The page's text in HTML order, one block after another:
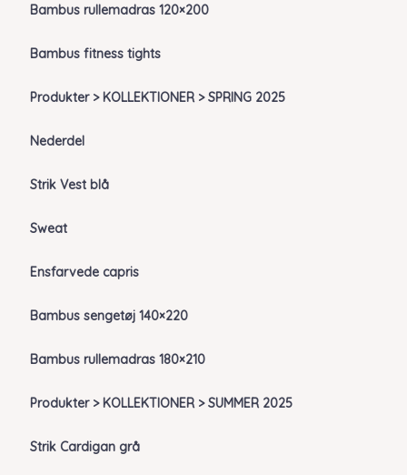
Bambus rullemadras 120×200
Bambus fitness tights
Produkter > KOLLEKTIONER > SPRING 2025
Nederdel
Strik Vest blå
Sweat
Ensfarvede capris
Bambus sengetøj 140×220
Bambus rullemadras 180×210
Produkter > KOLLEKTIONER > SUMMER 2025
Strik Cardigan grå